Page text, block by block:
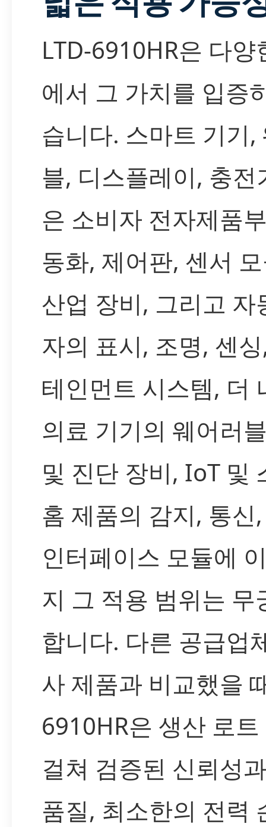
LTD-6910HR은 다양
에서 그 가치를 입증
습니다. 스마트 기기,
블, 디스플레이, 충전
은 소비자 전자제품
동화, 제어판, 센서
산업 장비, 그리고 자
자의 표시, 조명, 센
테인먼트 시스템, 더
의료 기기의 웨어러
및 진단 장비, IoT 및
홈 제품의 감지, 통신
인터페이스 모듈에
지 그 적용 범위는 무
합니다. 다른 공급업
사 제품과 비교했을
6910HR은 생산 로
걸쳐 검증된 신뢰성
품질, 최소한의 전력